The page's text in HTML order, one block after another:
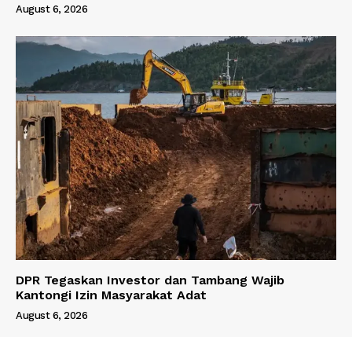
August 6, 2026
DPR Tegaskan Investor dan Tambang Wajib
Kantongi Izin Masyarakat Adat
August 6, 2026